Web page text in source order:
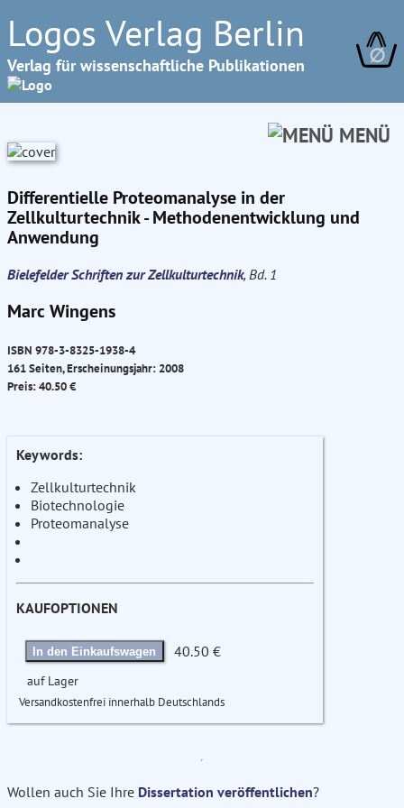
Logos Verlag Berlin
Verlag für wissenschaftliche Publikationen ∅
MENÜ
Differentielle Proteomanalyse in der
Zellkulturtechnik - Methodenentwicklung und
Anwendung
Bielefelder Schriften zur Zellkulturtechnik, Bd. 1
Marc Wingens
ISBN 978-3-8325-1938-4
161 Seiten, Erscheinungsjahr: 2008
Preis: 40.50 €
Keywords:
Zellkulturtechnik
Biotechnologie
Proteomanalyse
KAUFOPTIONEN
In den Einkaufswagen 40.50 €
auf Lager
Versandkostenfrei innerhalb Deutschlands
Wollen auch Sie Ihre Dissertation veröffentlichen?